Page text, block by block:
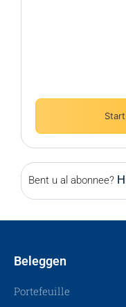
Bent u al abonnee?
Beleggen
Portefeuille